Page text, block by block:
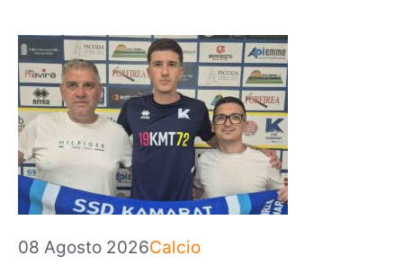
08 Agosto 2026Categorie
Calcio